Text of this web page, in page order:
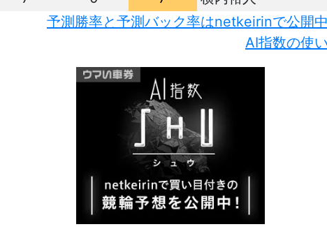
予測勝率と予測バック率はnetkeirinで公開
AI指数の使